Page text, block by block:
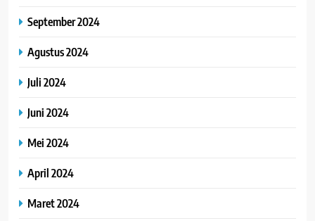
September 2024
Agustus 2024
Juli 2024
Juni 2024
Mei 2024
April 2024
Maret 2024